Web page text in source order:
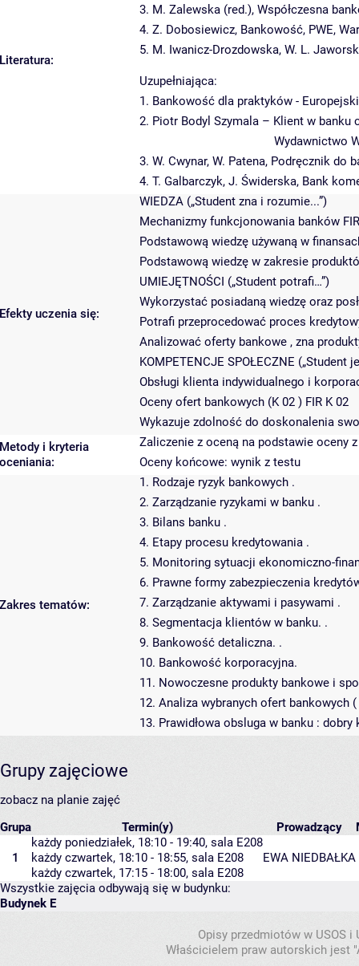
Literatura:
3. M. Zalewska (red.), Współczesna
4. Z. Dobosiewicz, Bankowość, PWE,
5. M. Iwanicz-Drozdowska, W. L.
Uzupełniająca:
1. Bankowość dla praktyków -
2. Piotr Bodyl Szymala – Klient w banku
Wydawnictwo
3. W. Cwynar, W. Patena, Podręcznik do
4. T. Galbarczyk, J. Świderska, Bank
Efekty uczenia się:
WIEDZA („Student zna i rozumie...”)
Mechanizmy funkcjonowania banków
Podstawową wiedzę używaną w
Podstawową wiedzę w zakresie
UMIEJĘTNOŚCI („Student potrafi…”)
Wykorzystać posiadaną wiedzę oraz
Potrafi przeprocedować proces
Analizować oferty bankowe , zna
KOMPETENCJE SPOŁECZNE („Student
Obsługi klienta indywidualnego i
Oceny ofert bankowych (K 02 ) FIR K 02
Wykazuje zdolność do doskonalenia
Metody i kryteria
oceniania:
Zaliczenie z oceną na podstawie oceny
Oceny końcowe: wynik z testu
Zakres tematów:
1. Rodzaje ryzyk bankowych .
2. Zarządzanie ryzykami w banku .
3. Bilans banku .
4. Etapy procesu kredytowania .
5. Monitoring sytuacji ekonomiczno-
6. Prawne formy zabezpieczenia
7. Zarządzanie aktywami i pasywami .
8. Segmentacja klientów w banku. .
9. Bankowość detaliczna. .
10. Bankowość korporacyjna.
11. Nowoczesne produkty bankowe i
12. Analiza wybranych ofert bankowych
13. Prawidłowa obsluga w banku :
Grupy zajęciowe
zobacz na planie zajęć
Grupa
Termin(y) Prowadzący
1
każdy poniedziałek, 18:10 - 19:40, sala E208
każdy czwartek, 18:10 - 18:55, sala E208
każdy czwartek, 17:15 - 18:00, sala E208
EWA NIEDBAŁKA
Wszystkie zajęcia odbywają się w budynku:
Budynek E
Opisy przedmiotów w USOS
Właścicielem praw autorskich jest